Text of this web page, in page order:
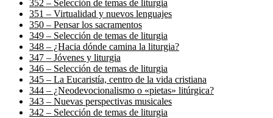
352 – Selección de temas de liturgia
351 – Virtualidad y nuevos lenguajes
350 – Pensar los sacramentos
349 – Selección de temas de liturgia
348 – ¿Hacia dónde camina la liturgia?
347 – Jóvenes y liturgia
346 – Selección de temas de liturgia
345 – La Eucaristía, centro de la vida cristiana
344 – ¿Neodevocionalismo o «pietas» litúrgica?
343 – Nuevas perspectivas musicales
342 – Selección de temas de liturgia